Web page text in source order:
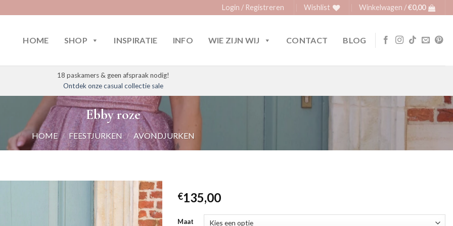
Login / Registreren Wishlist Winkelwagen /€0,00
HOME SHOP INSPIRATIE INFO WIE ZIJN WIJ CONTACT BLOG
18 paskamers & geen afspraak nodig!
Ontdek onze casual collectie sale
Ebby roze
HOME / FEESTJURKEN / AVONDJURKEN
€135,00
Maat